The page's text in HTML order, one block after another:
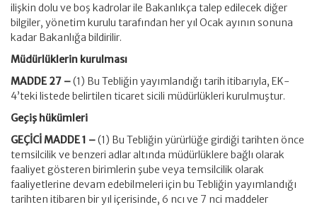
ilişkin dolu ve boş kadrolar ile Bakanlıkça talep edilecek diğer
bilgiler, yönetim kurulu tarafından her yıl Ocak ayının sonuna
kadar Bakanlığa bildirilir.
Müdürlüklerin kurulması
MADDE 27 –(1) Bu Tebliğin yayımlandığı tarih itibarıyla, EK-
4’teki listede belirtilen ticaret sicili müdürlükleri kurulmuştur.
Geçiş hükümleri
GEÇİCİ MADDE 1 –(1) Bu Tebliğin yürürlüğe girdiği tarihten önce
temsilcilik ve benzeri adlar altında müdürlüklere bağlı olarak
faaliyet gösteren birimlerin şube veya temsilcilik olarak
faaliyetlerine devam edebilmeleri için bu Tebliğin yayımlandığı
tarihten itibaren bir yıl içerisinde, 6 ncı ve 7 nci maddeler